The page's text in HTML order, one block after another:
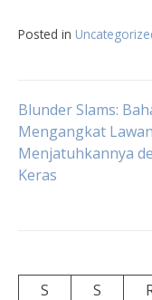
Posted in
Navigasi
pos
Blunder Slams:
Mengangkat
Menjatuhkannya
Keras
S
S